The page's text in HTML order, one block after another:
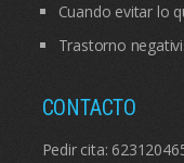
Cuando evitar lo
Trastorno
CONTACTO
Pedir cita: